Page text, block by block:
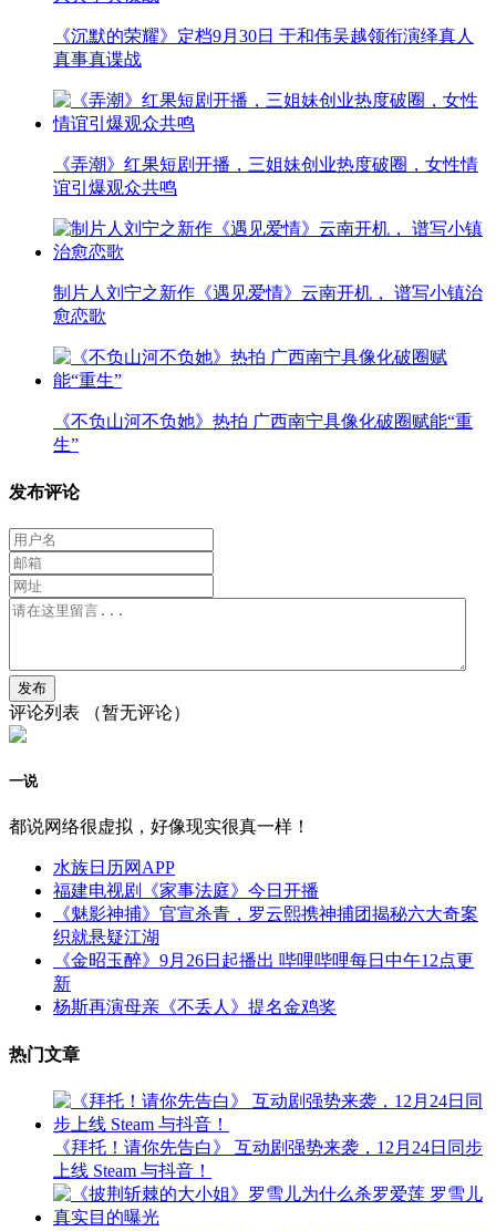
《沉默的荣耀》定档9月30日 于和伟吴越领衔演绎真人
真事真谍战
《弄潮》红果短剧开播，三姐妹创业热度破圈，女性情
谊引爆观众共鸣
制片人刘宁之新作《遇见爱情》云南开机， 谱写小镇治
愈恋歌
《不负山河不负她》热拍 广西南宁具像化破圈赋能“重
生”
发布评论
评论列表 （暂无评论）
一说
都说网络很虚拟，好像现实很真一样！
水族日历网APP
福建电视剧《家事法庭》今日开播
《魅影神捕》官宣杀青，罗云熙携神捕团揭秘六大奇案
织就悬疑江湖
《金昭玉醉》9月26日起播出 哔哩哔哩每日中午12点更
新
杨斯再演母亲《不丢人》提名金鸡奖
热门文章
《拜托！请你先告白》 互动剧强势来袭，12月24日同步
上线 Steam 与抖音！